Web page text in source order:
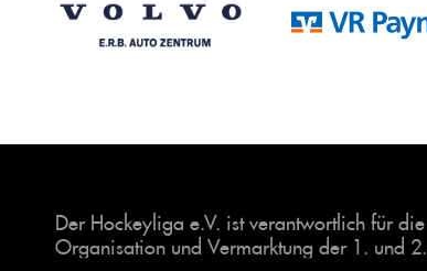
Der Hockeyliga e.V. ist verantwortlich für die
Organisation und Vermarktung der 1. und 2.